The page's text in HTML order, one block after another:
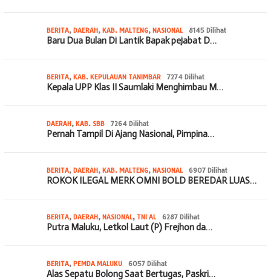
BERITA, DAERAH, KAB. MALTENG, NASIONAL 8145 Dilihat
Baru Dua Bulan Di Lantik Bapak pejabat D…
BERITA, KAB. KEPULAUAN TANIMBAR 7274 Dilihat
Kepala UPP Klas II Saumlaki Menghimbau M…
DAERAH, KAB. SBB 7264 Dilihat
Pernah Tampil Di Ajang Nasional, Pimpina…
BERITA, DAERAH, KAB. MALTENG, NASIONAL 6907 Dilihat
ROKOK ILEGAL MERK OMNI BOLD BEREDAR LUAS…
BERITA, DAERAH, NASIONAL, TNI AL 6287 Dilihat
Putra Maluku, Letkol Laut (P) Frejhon da…
BERITA, PEMDA MALUKU 6057 Dilihat
Alas Sepatu Bolong Saat Bertugas, Paskri…